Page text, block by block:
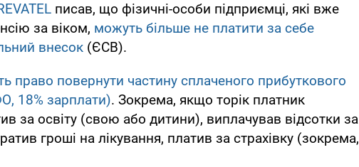
писав, що фізичні-особи підприємці, які вже
за віком, можуть більше не платити за себе
внесок (ЄСВ).
право повернути частину сплаченого прибуткового
18% зарплати). Зокрема, якщо торік платник
за освіту (свою або дитини), виплачував відсотки за
гроші на лікування, платив за страхівку (зокрема,